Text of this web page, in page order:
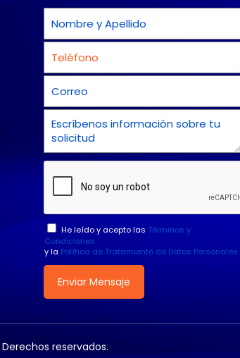
He leído y acepto las Términos y
Condiciones
y la Política de Tratamiento de Datos Personales.
Derechos reservados.